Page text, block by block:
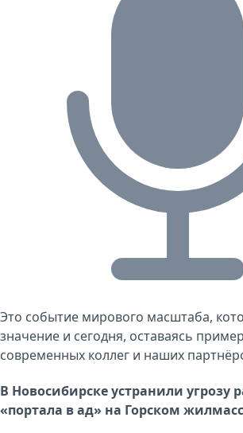
Это событие мирового масштаба,
значение и сегодня, оставаясь
современных коллег и наших
В Новосибирске устранили угрозу
«портала в ад» на Горском